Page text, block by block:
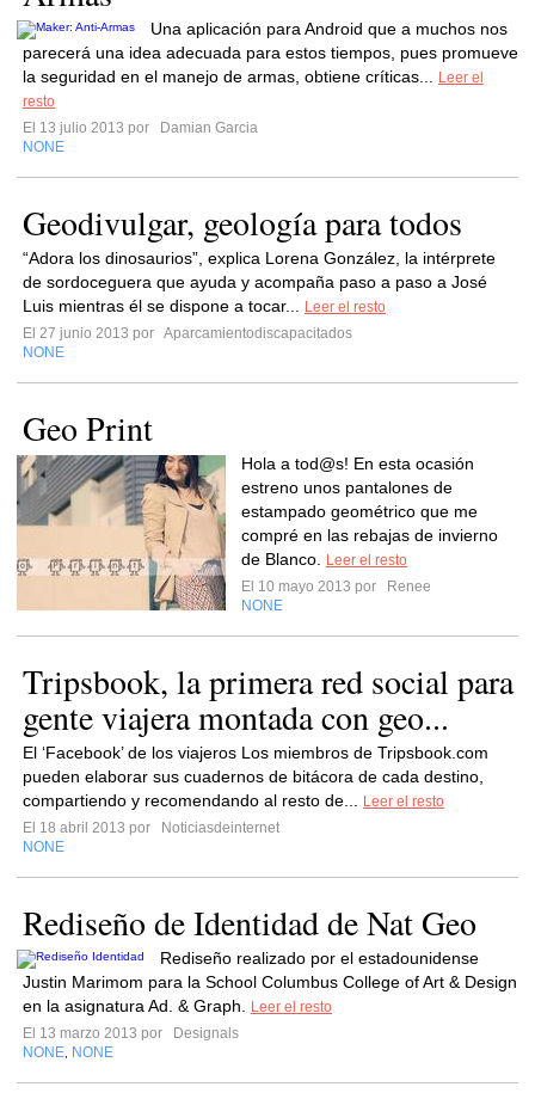
Una aplicación para Android que a muchos nos
parecerá una idea adecuada para estos tiempos, pues promueve
la seguridad en el manejo de armas, obtiene críticas...
Leer el
resto
El 13 julio 2013 por
Damian Garcia
NONE
Geodivulgar, geología para todos
“Adora los dinosaurios”, explica Lorena González, la intérprete
de sordoceguera que ayuda y acompaña paso a paso a José
Luis mientras él se dispone a tocar...
Leer el resto
El 27 junio 2013 por Aparcamientodiscapacitados
NONE
Geo Print
Hola a tod@s! En esta ocasión
estreno unos pantalones de
estampado geométrico que me
compré en las rebajas de invierno
de Blanco.
Leer el resto
El 10 mayo 2013 por
Renee
NONE
Tripsbook, la primera red social para
gente viajera montada con geo...
El ‘Facebook’ de los viajeros Los miembros de Tripsbook.com
pueden elaborar sus cuadernos de bitácora de cada destino,
compartiendo y recomendando al resto de...
Leer el resto
El 18 abril 2013 por
Noticiasdeinternet
NONE
Rediseño de Identidad de Nat Geo
Rediseño realizado por el estadounidense
Justin Marimom para la School Columbus College of Art & Design
en la asignatura Ad. & Graph.
Leer el resto
El 13 marzo 2013 por
Designals
NONE NONE